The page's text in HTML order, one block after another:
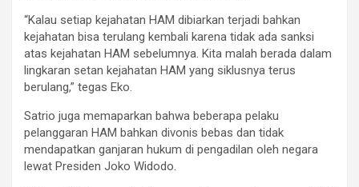
“Kalau setiap kejahatan HAM dibiarkan terjadi bahkan
kejahatan bisa terulang kembali karena tidak ada sanksi
atas kejahatan HAM sebelumnya. Kita malah berada dalam
lingkaran setan kejahatan HAM yang siklusnya terus
berulang,” tegas Eko.
Satrio juga memaparkan bahwa beberapa pelaku
pelanggaran HAM bahkan divonis bebas dan tidak
mendapatkan ganjaran hukum di pengadilan oleh negara
lewat Presiden Joko Widodo.